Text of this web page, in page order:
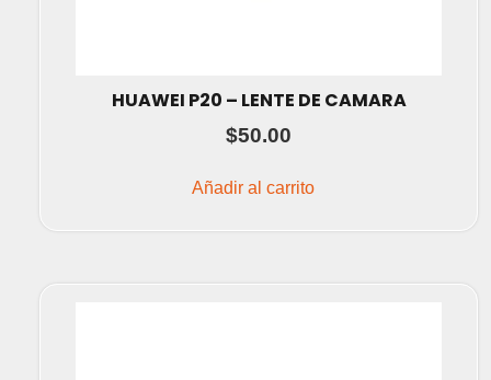
HUAWEI P20 – LENTE DE CAMARA
$50.00
Añadir al carrito